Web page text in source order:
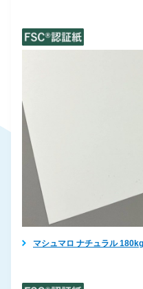
マシュマロ ナチュラル 180kg